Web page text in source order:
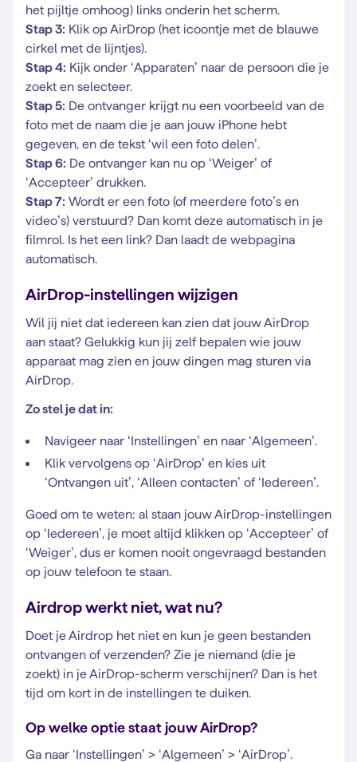
het pijltje omhoog) links onderin het scherm.
Stap 3: Klik op AirDrop (het icoontje met de blauwe
cirkel met de lijntjes).
Stap 4: Kijk onder ‘Apparaten’ naar de persoon die je
zoekt en selecteer.
Stap 5: De ontvanger krijgt nu een voorbeeld van de
foto met de naam die je aan jouw iPhone hebt
gegeven, en de tekst ‘wil een foto delen’.
Stap 6: De ontvanger kan nu op ‘Weiger’ of
‘Accepteer’ drukken.
Stap 7: Wordt er een foto (of meerdere foto’s en
video’s) verstuurd? Dan komt deze automatisch in je
filmrol. Is het een link? Dan laadt de webpagina
automatisch.
AirDrop-instellingen wijzigen
Wil jij niet dat iedereen kan zien dat jouw AirDrop
aan staat? Gelukkig kun jij zelf bepalen wie jouw
apparaat mag zien en jouw dingen mag sturen via
AirDrop.
Zo stel je dat in:
Navigeer naar ‘Instellingen’ en naar ‘Algemeen’.
Klik vervolgens op ‘AirDrop’ en kies uit
‘Ontvangen uit’, ‘Alleen contacten’ of ‘Iedereen’.
Goed om te weten: al staan jouw AirDrop-instellingen
op ‘Iedereen’, je moet altijd klikken op ‘Accepteer’ of
‘Weiger’, dus er komen nooit ongevraagd bestanden
op jouw telefoon te staan.
Airdrop werkt niet, wat nu?
Doet je Airdrop het niet en kun je geen bestanden
ontvangen of verzenden? Zie je niemand (die je
zoekt) in je AirDrop-scherm verschijnen? Dan is het
tijd om kort in de instellingen te duiken.
Op welke optie staat jouw AirDrop?
Ga naar ‘Instellingen’ > ‘Algemeen’ > ‘AirDrop’.